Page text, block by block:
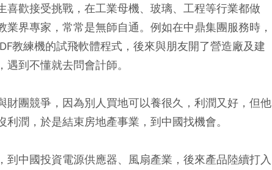
歡接受挑戰，在工業母機、玻璃、工程等行業都做
界專家，常常是無師自通。例如在中鼎集團服務時，
教練機的試飛軟體程式，後來與朋友開了營造廠及建
到不懂就去問會計師。
團競爭，因為別人買地可以養很久，利潤又好，但他
潤，於是結束房地產事業，到中國找機會。
中國投資電源供應器、風扇產業，後來產品陸續打入